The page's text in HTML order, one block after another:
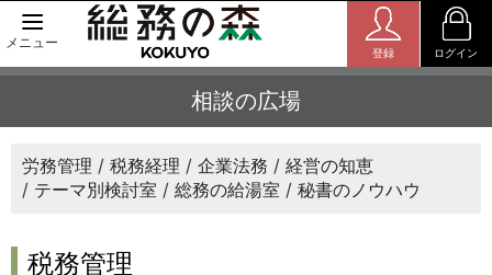
メニュー
登録 ログイン
相談の広場
労務管理 税務経理 企業法務
経営の知恵
テーマ別検討室
総務の給湯室 秘書のノウハウ
税務管理